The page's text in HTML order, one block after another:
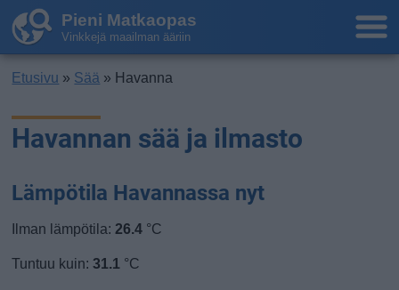
Pieni Matkaopas
Vinkkejä maailman ääriin
Etusivu » Sää » Havanna
Havannan sää ja ilmasto
Lämpötila Havannassa nyt
Ilman lämpötila:26.4 °C
Tuntuu kuin:31.1 °C